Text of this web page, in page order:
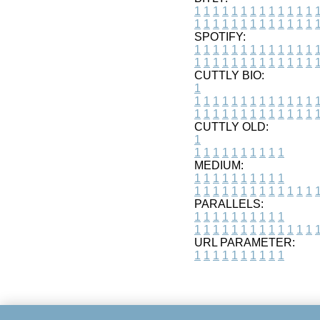
1 1 1 1 1 1 1 1 1 1 1 1 1 1
1 1 1 1 1 1 1 1 1 1 1 1 1 1
SPOTIFY:
1 1 1 1 1 1 1 1 1 1 1 1 1 1
1 1 1 1 1 1 1 1 1 1 1 1 1 1
CUTTLY BIO:
1
1 1 1 1 1 1 1 1 1 1 1 1 1 1
1 1 1 1 1 1 1 1 1 1 1 1 1 1
CUTTLY OLD:
1
1 1 1 1 1 1 1 1 1 1
MEDIUM:
1 1 1 1 1 1 1 1 1 1
1 1 1 1 1 1 1 1 1 1 1 1 1 1
PARALLELS:
1 1 1 1 1 1 1 1 1 1
1 1 1 1 1 1 1 1 1 1 1 1 1 1
URL PARAMETER:
1 1 1 1 1 1 1 1 1 1